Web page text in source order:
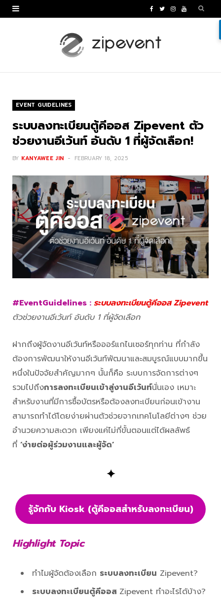
c
T I Y
EVENT GUIDELINES
ระบบลงทะเบียนตู้คีออส Zipevent ตัว
ช่วยงานอีเว้นท์ อันดับ 1 ที่ผู้จัดเลือก!
BY KANYAWEE JIN FEBRUARY 18, 2025
#EventGuidelines : ระบบลงทะเบียนตู้คีออส Zipevent
ตัวช่วยงานอีเว้นท์ อันดับ 1 ที่ผู้จัดเลือก
ฝากถึงผู้จัดงานอีเว้นท์หรือออร์แกไนเซอร์ทุกท่าน ที่กำลัง
ต้องการพัฒนาให้งานอีเว้นท์พัฒนาและสมบูรณ์แบบมากขึ้น
หนึ่งในปัจจัยสำคัญมากๆ นั้นก็คือ ระบบการจัดการต่างๆ
รวมไปถึงการลงทะเบียนเข้าสู่งานอีเว้นท์นั่นเอง เหมาะ
สำหรับงานที่มีการซื้อบัตรหรือต้องลงทะเบียนก่อนเข้างาน
สามารถทำได้โดยง่ายผ่านตัวช่วยจากเทคโนโลยีต่างๆ ช่วย
อำนวยความสะดวก เพียงแค่ไม่กี่ขั้นตอนแต่ได้ผลลัพธ์
ที่ ‘ง่ายต่อผู้ร่วมงานและผู้จัด’
✦
รู้จักกับ Kiosk (ตู้คีออสสำหรับลงทะเบียน)
Highlight Topic
ทำไมผู้จัดต้องเลือก ระบบลงทะเบียน Zipevent?
ระบบลงทะเบียนตู้คีออส Zipevent ทำอะไรได้บ้าง?